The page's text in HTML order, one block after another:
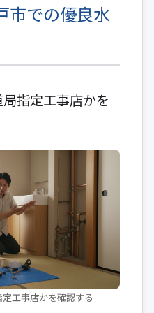
市での優良水
指定工事店かを
工事店かを確認する